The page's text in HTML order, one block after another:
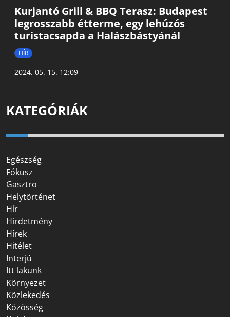
Kurjantó Grill & BBQ Terasz: Budapest
legrosszabb étterme, egy lehúzós
turistacsapda a Halászbástyánál
HÍR
2024. 05. 15. 12:09
KATEGÓRIÁK
Egészség
Fókusz
Gasztro
Helytörténet
Hír
Hirdetmény
Hírek
Hitélet
Interjú
Itt lakunk
Környezet
Közlekedés
Közösség